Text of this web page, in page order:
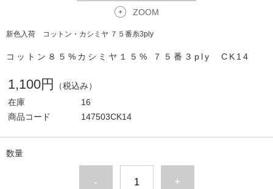
ZOOM
新色入荷 コットン・カシミヤ ７５番糸3ply
コットン８５%カシミヤ１５% ７５番３ply CK14
1,100円
（税込み）
在庫
16
商品コード
147503CK14
数量
- +